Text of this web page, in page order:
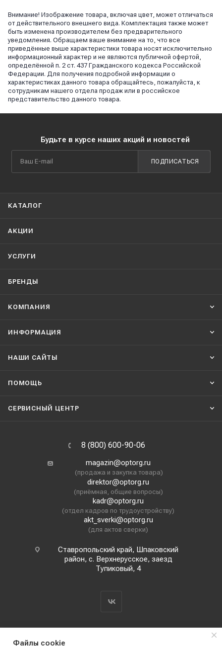
Внимание! Изображение товара, включая цвет, может отличаться
от действительного внешнего вида. Комплектация также может
быть изменена производителем без предварительного
уведомления. Обращаем ваше внимание на то, что все
приведённые выше характеристики товара носят исключительно
информационный характер и не являются публичной офертой,
определённой п. 2 ст. 437 Гражданского кодекса Российской
Федерации. Для получения подробной информации о
характеристиках данного товара обращайтесь, пожалуйста, к
сотрудникам нашего отдела продаж или в российское
представительство данного товара.
Будьте в курсе наших акций и новостей
ПОДПИСАТЬСЯ
КАТАЛОГ
АКЦИИ
УСЛУГИ
БРЕНДЫ
КОМПАНИЯ
ИНФОРМАЦИЯ
НАШИ CАЙТЫ
ПОМОЩЬ
СЕРВИСНЫЙ ЦЕНТР
8 (800) 600-90-06
magazin@optorg.ru
(продажа и закупка товара)
direktor@optorg.ru
(приёмная, общие вопросы)
kadr@optorg.ru
(отдел кадров по трудоустройству)
akt_sverki@optorg.ru
(для актов сверки)
Ставропольский край, Шпаковский
район, с. Верхнерусское, заезд
Тупиковый, 4
Файлы cookie